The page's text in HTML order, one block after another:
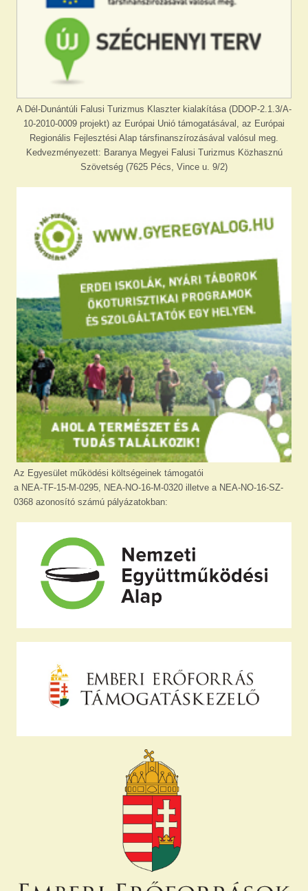
A Dél-Dunántúli Falusi Turizmus Klaszter kialakítása (DDOP-2.1.3/A-
10-2010-0009 projekt) az Európai Unió támogatásával, az Európai
Regionális Fejlesztési Alap társfinanszírozásával valósul meg.
Kedvezményezett: Baranya Megyei Falusi Turizmus Közhasznú
Szövetség (7625 Pécs, Vince u. 9/2)
Az Egyesület működési költségeinek támogatói
a NEA-TF-15-M-0295, NEA-NO-16-M-0320 illetve a NEA-NO-16-SZ-
0368 azonosító számú pályázatokban: